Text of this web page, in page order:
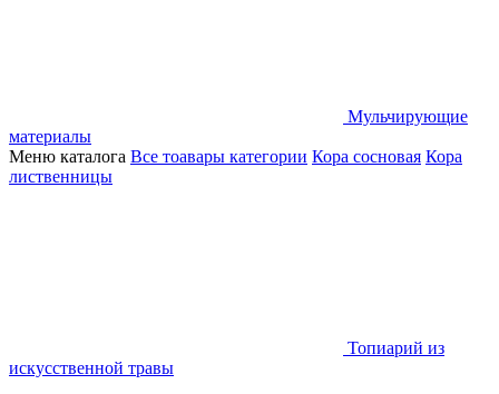
Мульчирующие
материалы
Меню каталога Все тоавары категории Кора сосновая Кора
лиственницы
Топиарий из
искусственной травы